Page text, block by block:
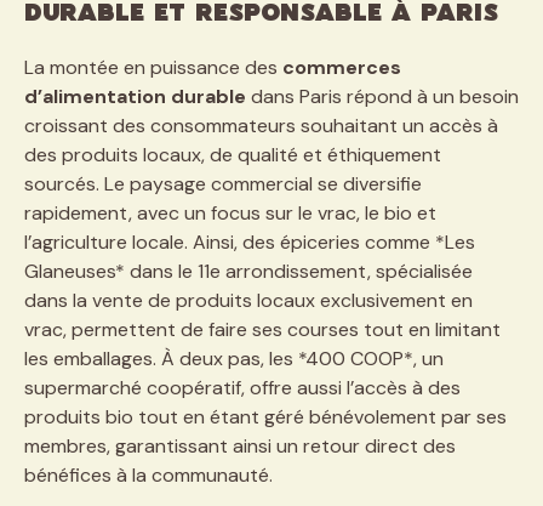
durable et responsable à Paris
La montée en puissance des commerces
d’alimentation durable dans Paris répond à un besoin
croissant des consommateurs souhaitant un accès à
des produits locaux, de qualité et éthiquement
sourcés. Le paysage commercial se diversifie
rapidement, avec un focus sur le vrac, le bio et
l’agriculture locale. Ainsi, des épiceries comme *Les
Glaneuses* dans le 11e arrondissement, spécialisée
dans la vente de produits locaux exclusivement en
vrac, permettent de faire ses courses tout en limitant
les emballages. À deux pas, les *400 COOP*, un
supermarché coopératif, offre aussi l’accès à des
produits bio tout en étant géré bénévolement par ses
membres, garantissant ainsi un retour direct des
bénéfices à la communauté.